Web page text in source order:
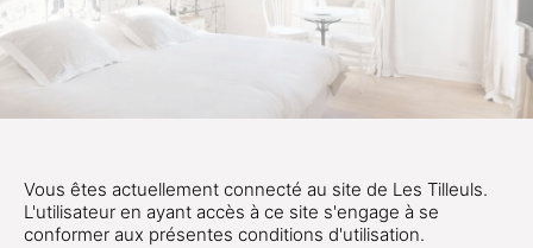
Vous êtes actuellement connecté au site de Les Tilleuls.
L'utilisateur en ayant accès à ce site s'engage à se
conformer aux présentes conditions d'utilisation.